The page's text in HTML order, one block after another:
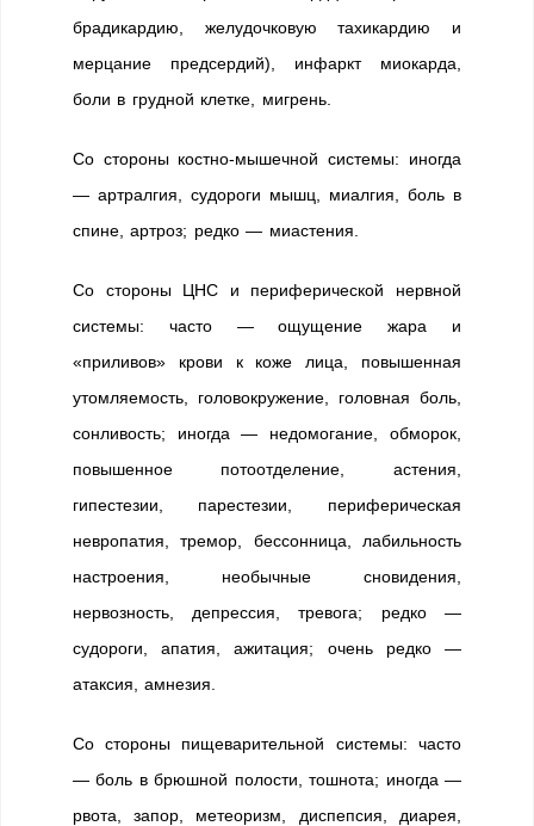
брадикардию, желудочковую тахикардию и
мерцание предсердий), инфаркт миокарда,
боли в грудной клетке, мигрень.
Со стороны костно-мышечной системы: иногда
— артралгия, судороги мышц, миалгия, боль в
спине, артроз; редко — миастения.
Со стороны ЦНС и периферической нервной
системы: часто — ощущение жара и
«приливов» крови к коже лица, повышенная
утомляемость, головокружение, головная боль,
сонливость; иногда — недомогание, обморок,
повышенное потоотделение, астения,
гипестезии, парестезии, периферическая
невропатия, тремор, бессонница, лабильность
настроения, необычные сновидения,
нервозность, депрессия, тревога; редко —
судороги, апатия, ажитация; очень редко —
атаксия, амнезия.
Со стороны пищеварительной системы: часто
— боль в брюшной полости, тошнота; иногда —
рвота, запор, метеоризм, диспепсия, диарея,